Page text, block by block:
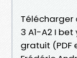
Télécharger
3 A1-A2 I
gratuit (PDF